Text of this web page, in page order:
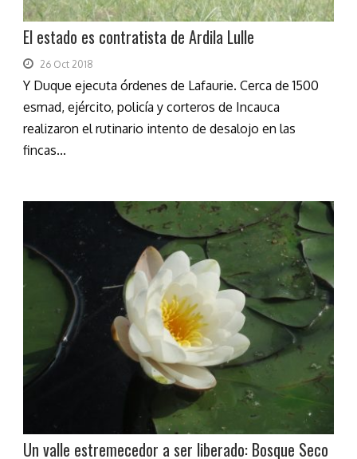
El estado es contratista de Ardila Lulle
26 Oct 2018
Y Duque ejecuta órdenes de Lafaurie. Cerca de 1500
esmad, ejército, policía y corteros de Incauca
realizaron el rutinario intento de desalojo en las
fincas...
Un valle estremecedor a ser liberado: Bosque Seco